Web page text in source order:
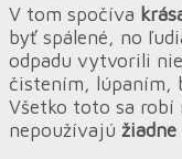
V tom spočíva
byť spálené, no
odpadu vytvorili
čistením, lúpaním,
Všetko toto sa robí
nepoužívajú